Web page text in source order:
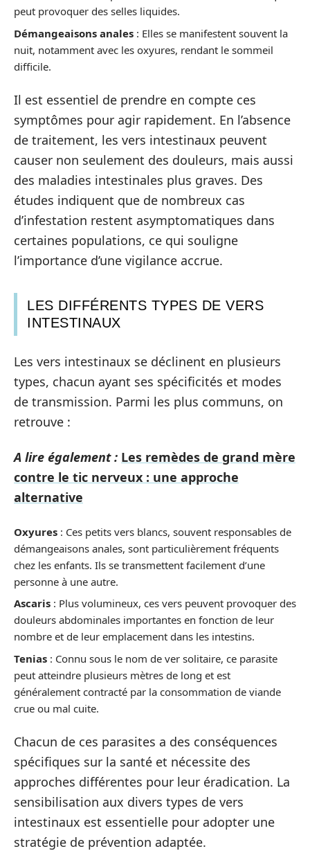
peut provoquer des selles liquides.
Démangeaisons anales : Elles se manifestent souvent la
nuit, notamment avec les oxyures, rendant le sommeil
difficile.
Il est essentiel de prendre en compte ces
symptômes pour agir rapidement. En l’absence
de traitement, les vers intestinaux peuvent
causer non seulement des douleurs, mais aussi
des maladies intestinales plus graves. Des
études indiquent que de nombreux cas
d’infestation restent asymptomatiques dans
certaines populations, ce qui souligne
l’importance d’une vigilance accrue.
LES DIFFÉRENTS TYPES DE VERS
INTESTINAUX
Les vers intestinaux se déclinent en plusieurs
types, chacun ayant ses spécificités et modes
de transmission. Parmi les plus communs, on
retrouve :
A lire également : Les remèdes de grand mère
contre le tic nerveux : une approche
alternative
Oxyures : Ces petits vers blancs, souvent responsables de
démangeaisons anales, sont particulièrement fréquents
chez les enfants. Ils se transmettent facilement d’une
personne à une autre.
Ascaris : Plus volumineux, ces vers peuvent provoquer des
douleurs abdominales importantes en fonction de leur
nombre et de leur emplacement dans les intestins.
Tenias : Connu sous le nom de ver solitaire, ce parasite
peut atteindre plusieurs mètres de long et est
généralement contracté par la consommation de viande
crue ou mal cuite.
Chacun de ces parasites a des conséquences
spécifiques sur la santé et nécessite des
approches différentes pour leur éradication. La
sensibilisation aux divers types de vers
intestinaux est essentielle pour adopter une
stratégie de prévention adaptée.